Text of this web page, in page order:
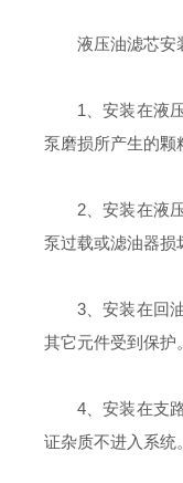
液压油滤芯安
1、安装在液压
泵磨损所产生的颗
2、安装在液压
泵过载或滤油器损
3、安装在回油
其它元件受到保护
4、安装在支路
证杂质不进入系统。